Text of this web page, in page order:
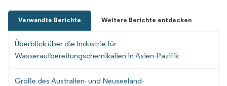
Verwandte Berichte Weitere Berichte entdecken
Überblick über die Industrie für
Wasseraufbereitungschemikalien in Asien-Pazifik
Größe des Australien- und Neuseeland-